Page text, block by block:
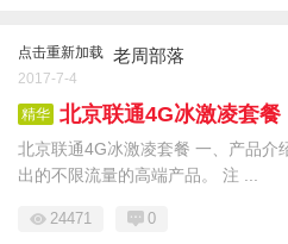
点击重新加载 老周部落
2017-7-4
精华 北京联通4G冰激凌套餐
北京联通4G冰激凌套餐 一、产品介
出的不限流量的高端产品。 注 ...
24471 0